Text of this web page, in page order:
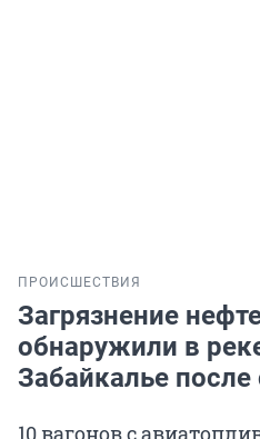
ПРОИСШЕСТВИЯ
Загрязнение
обнаружили в
Забайкалье после
10 вагонов с